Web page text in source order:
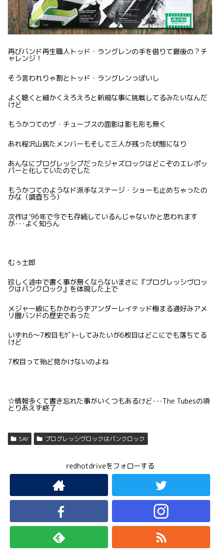
再びバンド再生職人トッド・ラングレンの手を借りて最後の？チ
ャレンジ！
そう言われりゃ割とトッド・ラングレンっぽいし
よく聴くと細かくえろえろと新規な事に挑戦してるみたいなんだ
けど
もうかつてのザ・チューブスの面影は影も形も無く
あれ程沢山居たメンバーもそして三人が残った状態になり
あんなにプログレッシブだったジャズロックはどこぞのエレポッ
パーと化していたのでした
もうかつてのようなド派手なステージ・ショーも止めちゃったの
かな（調査ちう）
次作は’96年で今でも存続しているんじゃないかと思われます
が･･･よく知らん
むぅ士郎
珍しく途中で書く事が無くならないまさに『プログレッシヴロッ
クはパンクロック』を体現した上で
メジャー級にもかかわらずアンダーレイテッド極まる通好みアメ
リ圏バンドの歴史であった
いずれ6〜7枚目もｹﾞﾄｰしてみたいが6枚目はどこにでも落ちてる
けど
7枚目って殆ど見かけないのよね
☆情報多くて書き忘れた事がいくつもあるけど･･･The Tubesの項
とりあえず終了
SAY プログレッシヴロックはパンクロック
redhotdriveをフォローする